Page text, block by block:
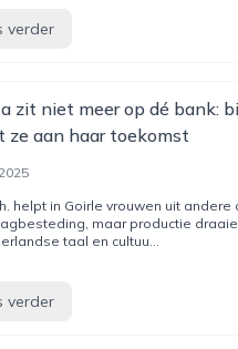
verder
zit niet meer op dé bank:
ze aan haar toekomst
helpt in Goirle vrouwen uit andere
maar productie
taal en cultuu...
verder